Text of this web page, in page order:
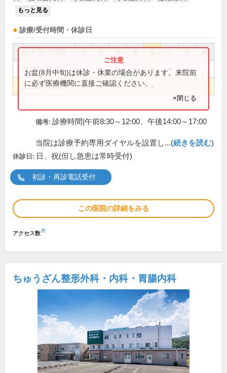
もっと見る
診療/受付時間・休診日
祝
8:00～11:30 ● ● ● ● ●
13:00～17:00 ● ● ● ●
お盆(8月中旬)は休診・休業の場合があります。来院前
に必ず医療機関に直接ご確認ください。
×閉じる
備考: 診療時間|午前8:30～12:00、午後14:00～17:00
当院は診療予約専用ダイヤルを設置し...(続きを読む)
休診日: 日、祝(但し急患は常時受付)
初診・再診電話受付
この医院の詳細をみる
アクセス数※
ちゅうざん整形外科・内科・胃腸内科